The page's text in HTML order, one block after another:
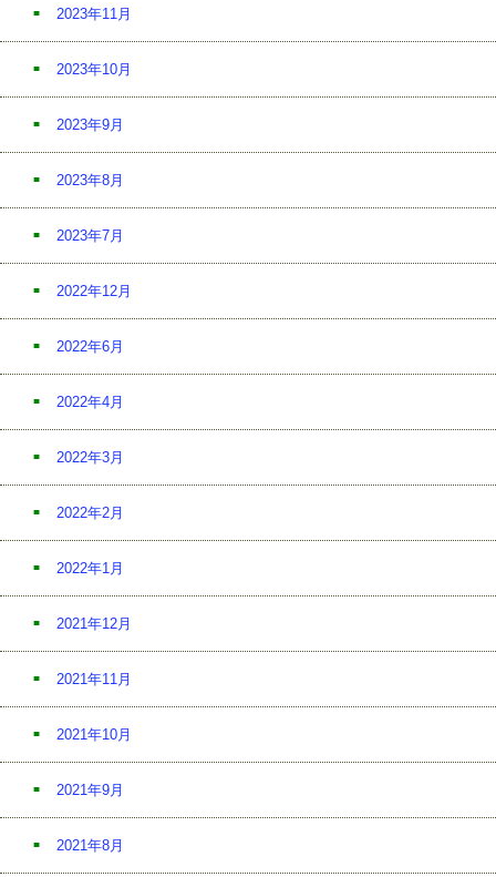
2023年11月
2023年10月
2023年9月
2023年8月
2023年7月
2022年12月
2022年6月
2022年4月
2022年3月
2022年2月
2022年1月
2021年12月
2021年11月
2021年10月
2021年9月
2021年8月